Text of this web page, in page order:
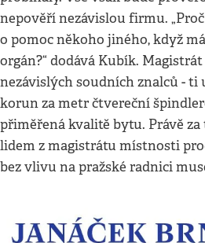
nepověří nezávislou firmu.
o pomoc někoho jiného, když
orgán?“ dodává Kubík.
nezávislých soudních znalců - ti
korun za metr čtvereční
přiměřená kvalitě bytu. Právě
lidem z magistrátu místnosti
bez vlivu na pražské radnici